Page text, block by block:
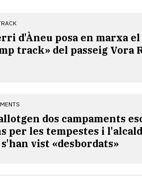
d'Àneu posa en marxa
track» del passeig Vora
dos campaments
per les tempestes i
vist «desbordats»